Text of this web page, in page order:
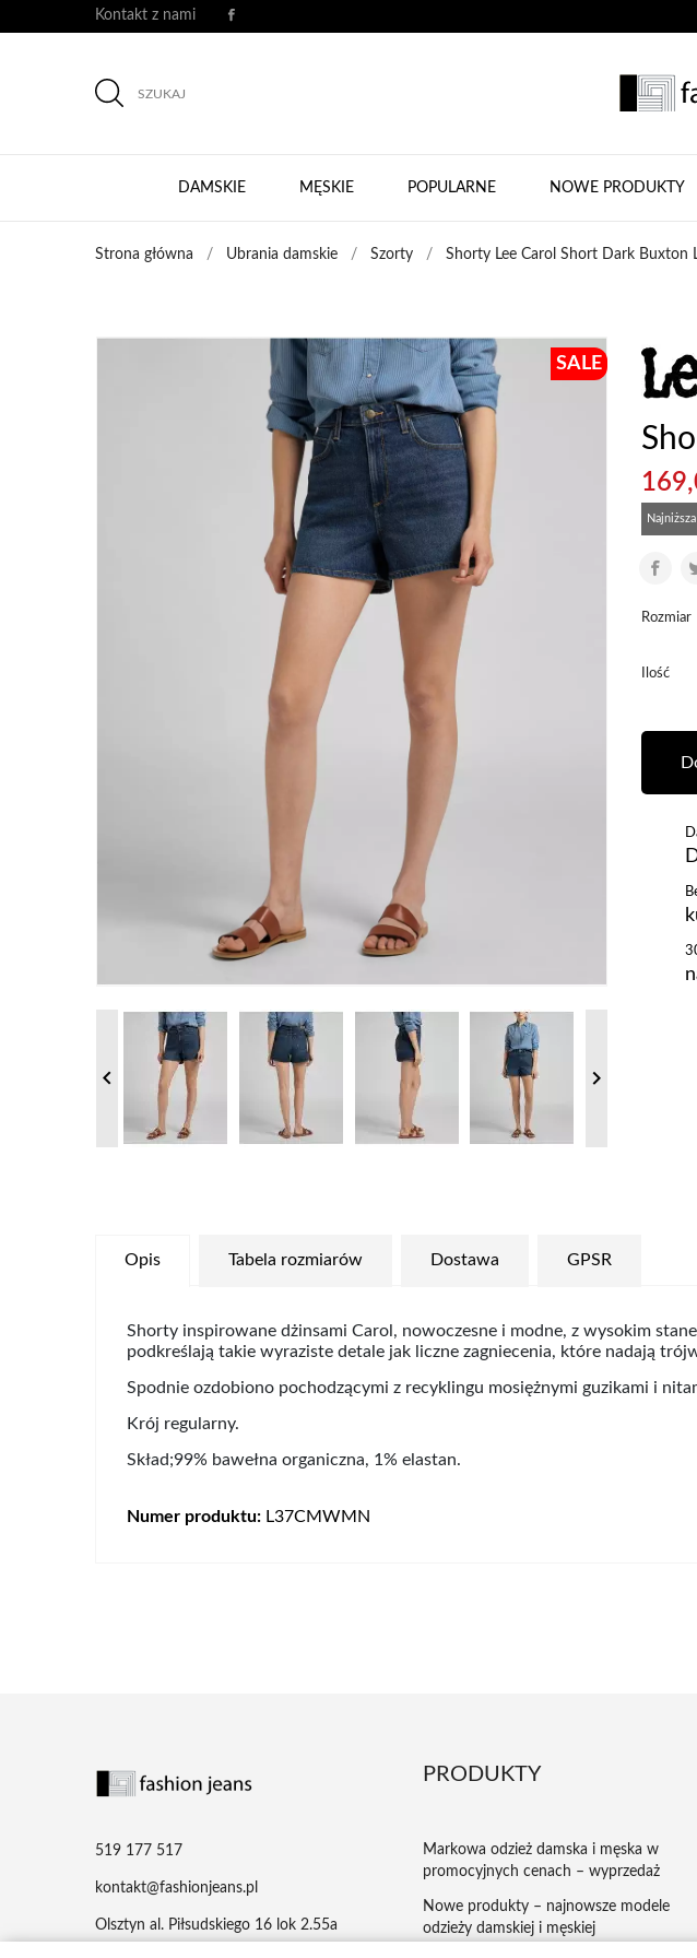
Kontakt z nami
SZUKAJ
DAMSKIE MĘSKIE POPULARNE NOWE PRODUKTY
Strona główna Ubrania damskie Szorty Shorty Lee Carol Short Dark Buxton
SALE
 
Rozmiar
Ilość
Opis Tabela rozmiarów Dostawa GPSR
Shorty inspirowane dżinsami Carol, nowoczesne i modne, z wysokim
podkreślają takie wyraziste detale jak liczne zagniecenia, które nadają
Spodnie ozdobiono pochodzącymi z recyklingu mosiężnymi guzikami i
Krój regularny.
Skład;99% bawełna organiczna, 1% elastan.
Numer produktu: L37CMWMN
519 177 517
kontakt@fashionjeans.pl
Olsztyn al. Piłsudskiego 16 lok 2.55a
PRODUKTY
Markowa odzież damska i męska w
promocyjnych cenach – wyprzedaż
Nowe produkty – najnowsze modele
odzieży damskiej i męskiej